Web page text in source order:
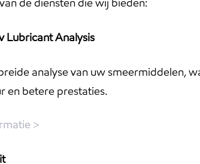
de diensten die wij bieden:
Lubricant Analysis
analyse van uw smeermiddelen,
en betere prestaties.
>